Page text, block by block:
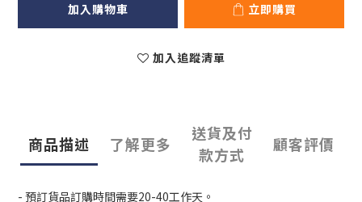
加入購物車 立即購買
加入追蹤清單
商品描述 了解更多
送貨及付
款方式
顧客評價
- 預訂貨品訂購時間需要20-40工作天。